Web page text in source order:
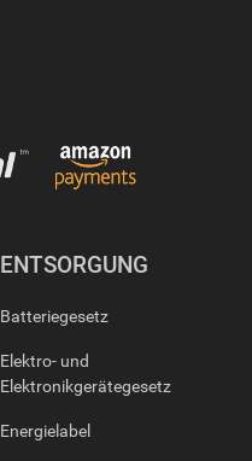
ENTSORGUNG
Batteriegesetz
Elektro- und
Elektronikgerätegesetz
Energielabel